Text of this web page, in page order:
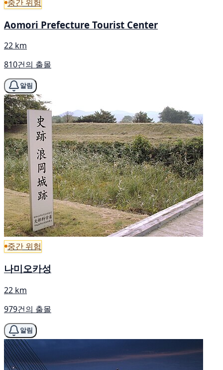
중간 위험
Aomori Prefecture Tourist Center
22 km
810건의 출몰
알림
중간 위험
나미오카성
22 km
979건의 출몰
알림